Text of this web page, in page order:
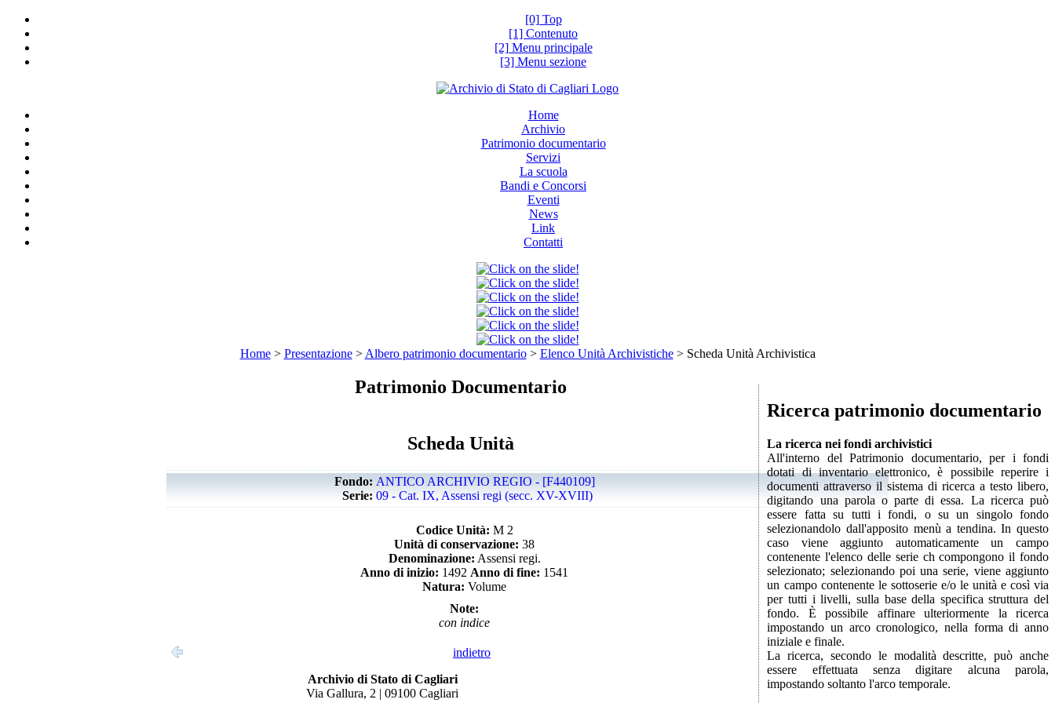
[0] Top
[1] Contenuto
[2] Menu principale
[3] Menu sezione
Home
Archivio
Patrimonio documentario
Servizi
La scuola
Bandi e Concorsi
Eventi
News
Link
Contatti
Home> Presentazione> Albero patrimonio documentario> Elenco Unità Archivistiche> Scheda Unità Archivistica
Ricerca patrimonio documentario
La ricerca nei fondi archivistici
All'interno del Patrimonio documentario, per i fondi
dotati di inventario elettronico, è possibile reperire i
documenti attraverso il sistema di ricerca a testo libero,
digitando una parola o parte di essa. La ricerca può
essere fatta su tutti i fondi, o su un singolo fondo
selezionandolo dall'apposito menù a tendina. In questo
caso viene aggiunto automaticamente un campo
contenente l'elenco delle serie ch compongono il fondo
selezionato; selezionando poi una serie, viene aggiunto
un campo contenente le sottoserie e/o le unità e così via
per tutti i livelli, sulla base della specifica struttura del
fondo. È possibile affinare ulteriormente la ricerca
impostando un arco cronologico, nella forma di anno
iniziale e finale.
La ricerca, secondo le modalità descritte, può anche
essere effettuata senza digitare alcuna parola,
impostando soltanto l'arco temporale.
Patrimonio Documentario
Scheda Unità
Fondo: ANTICO ARCHIVIO REGIO - [F440109]
Serie:09 - Cat. IX, Assensi regi (secc. XV-XVIII)
Codice Unità: M 2
Unità di conservazione: 38
Denominazione: Assensi regi.
Anno di inizio: 1492 Anno di fine: 1541
Natura: Volume
Note:
con indice
indietro
Archivio di Stato di Cagliari
Via Gallura, 2 | 09100 Cagliari